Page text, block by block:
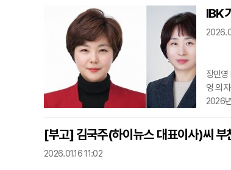
IBK
장민영
영 의
2026
이번
임된
[부고] 김국주(하이뉴스 대표이사)씨 부
2026.01.16 11:02